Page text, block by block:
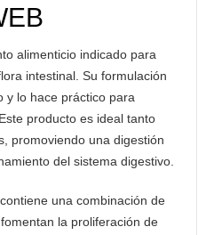
alimenticio indicado para
intestinal. Su formulación
y lo hace práctico para
producto es ideal tanto
promoviendo una digestión
del sistema digestivo.
una combinación de
la proliferación de